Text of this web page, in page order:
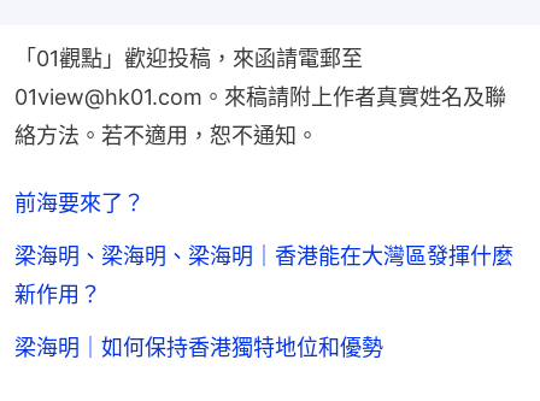
「01觀點」歡迎投稿，來函請電郵至
01view@hk01.com。來稿請附上作者真實姓名及聯
絡方法。若不適用，恕不通知。
前海要來了？
梁海明、梁海明、梁海明｜香港能在大灣區發揮什麼
新作用？
梁海明｜如何保持香港獨特地位和優勢